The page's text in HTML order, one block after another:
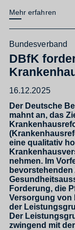
Mehr erfahren
Bundesverband
DBfK
16.12.2025
Der Deutsche
mahnt an, das
eine qualitativ
nehmen. Im
Forderung, die
Versorgung von
der
Der
zwingend mit